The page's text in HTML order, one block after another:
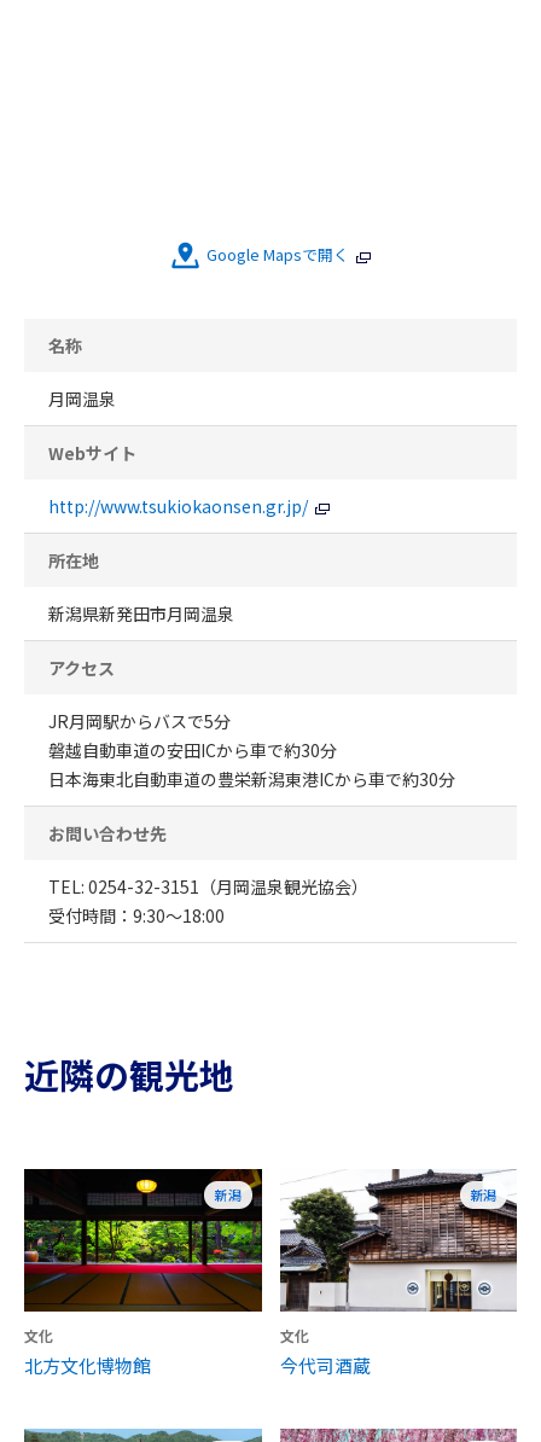
Google Mapsで開く
名称
月岡温泉
Webサイト
http://www.tsukiokaonsen.gr.jp/
所在地
新潟県新発田市月岡温泉
アクセス
JR月岡駅からバスで5分
磐越自動車道の安田ICから車で約30分
日本海東北自動車道の豊栄新潟東港ICから車で約30分
お問い合わせ先
TEL: 0254-32-3151（月岡温泉観光協会）
受付時間：9:30〜18:00
近隣の観光地
新潟
文化
北方文化博物館
新潟
文化
今代司酒蔵